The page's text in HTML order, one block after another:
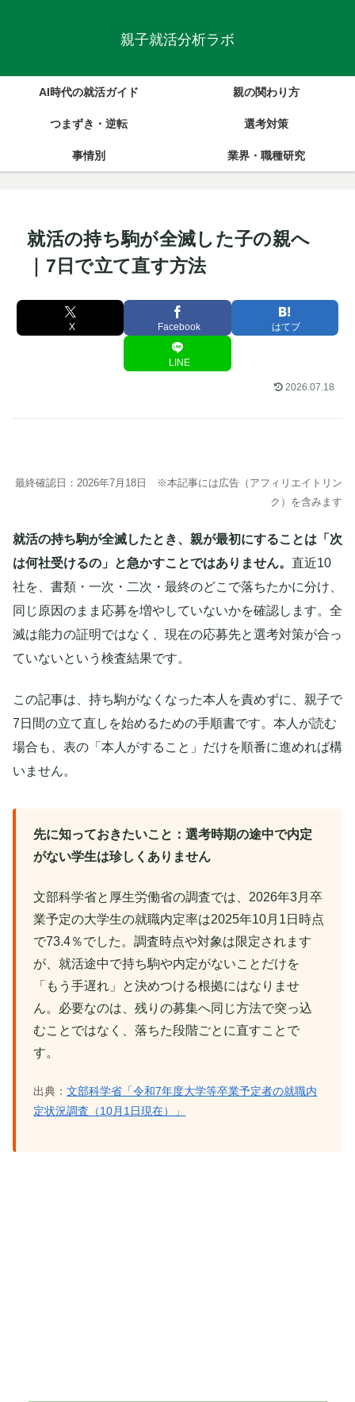
親子就活分析ラボ
AI時代の就活ガイド 親の関わり方
つまずき・逆転 選考対策
事情別 業界・職種研究
就活の持ち駒が全滅した子の親へ
｜7日で立て直す方法
X Facebook はてブ
LINE
2026.07.18
最終確認日：2026年7月18日 ※本記事には広告（アフィリエイトリン
ク）を含みます
就活の持ち駒が全滅したとき、親が最初にすることは「次
は何社受けるの」と急かすことではありません。 直近10
社を、書類・一次・二次・最終のどこで落ちたかに分け、
同じ原因のまま応募を増やしていないかを確認します。全
滅は能力の証明ではなく、現在の応募先と選考対策が合っ
ていないという検査結果です。
この記事は、持ち駒がなくなった本人を責めずに、親子で
7日間の立て直しを始めるための手順書です。本人が読む
場合も、表の「本人がすること」だけを順番に進めれば構
いません。
先に知っておきたいこと：選考時期の途中で内定
がない学生は珍しくありません
文部科学省と厚生労働省の調査では、2026年3月卒
業予定の大学生の就職内定率は2025年10月1日時点
で73.4％でした。調査時点や対象は限定されます
が、就活途中で持ち駒や内定がないことだけを
「もう手遅れ」と決めつける根拠にはなりませ
ん。必要なのは、残りの募集へ同じ方法で突っ込
むことではなく、落ちた段階ごとに直すことで
す。
出典：文部科学省「令和7年度大学等卒業予定者の就職内
定状況調査（10月1日現在）」